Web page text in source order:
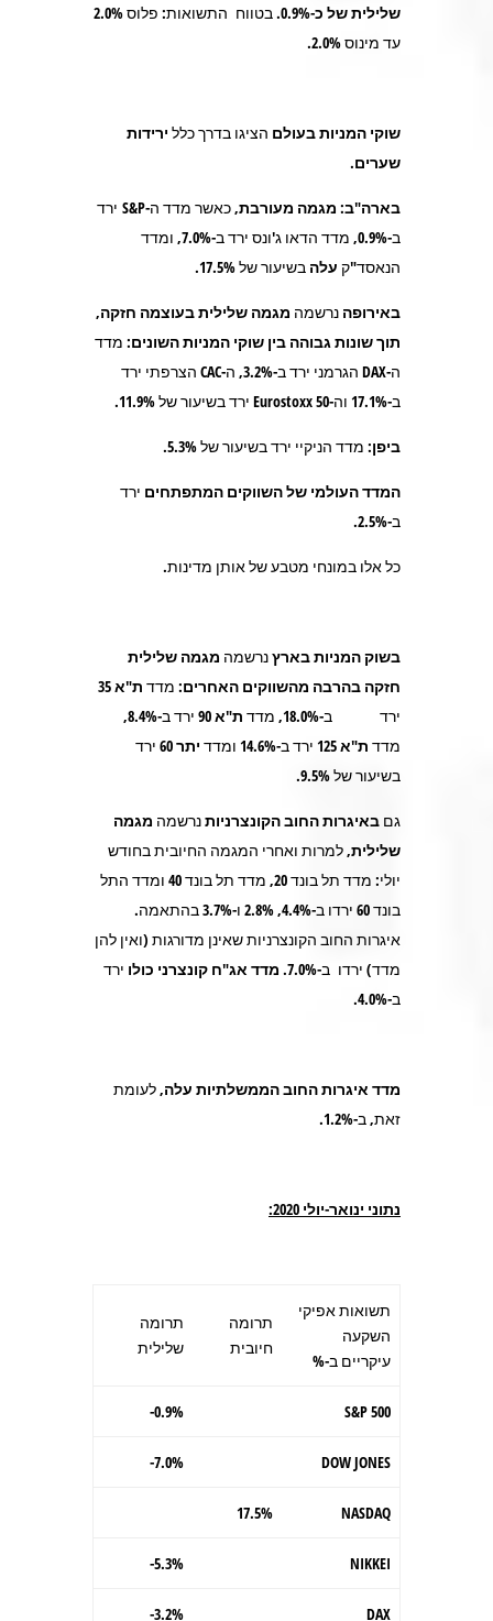
שלילית של כ-0.9%.
בטווח התשואות: פלוס 2.0%
עד מינוס 2.0%.
שוקי המניות בעולם הציגו בדרך כלל ירידות
שערים.
בארה"ב: מגמה מעורבת
, כאשר מדד ה-S&P ירד
ב-0.9%, מדד הדאו ג'ונס ירד ב-7.0%, ומדד
הנאסד"ק עלה בשיעור של 17.5%.
באירופה נרשמה מגמה שלילית בעוצמה חזקה,
תוך שונות גבוהה בין שוקי המניות השונים: מדד
ה-DAX הגרמני ירד ב-3.2%, ה-CAC הצרפתי ירד
ב-17.1% וה-Eurostoxx 50 ירד בשיעור של 11.9%.
ביפן: מדד הניקיי ירד בשיעור של 5.3%.
המדד העולמי של השווקים המתפתחים ירד
ב-2.5%.
כל אלו במונחי מטבע של אותן מדינות.
בשוק המניות בארץנרשמה מגמה שלילית
חזקה בהרבה מהשווקים האחרים: מדד ת"א35
ירד ב-18.0%, מדד
ת"א 90
ירד ב-8.4%,
מדד ת"א 125 ירד ב-14.6% ומדד יתר 60
ירד
בשיעור של 9.5%.
גם באיגרות החוב הקונצרניותנרשמה מגמה
שלילית, למרות ואחרי המגמה החיובית בחודש
יולי: מדד תל בונד 20, מדד תל בונד 40 ומדד התל
בונד 60 ירדו ב-4.4%, 2.8% ו-3.7% בהתאמה.
איגרות החוב הקונצרניות שאינן מדורגות (ואין להן
מדד) ירדו ב-7.0%. מדד אג"ח קונצרני כולו ירד
ב-4.0%.
מדד איגרות החוב הממשלתיות עלה, לעומת
זאת, ב-1.2%.
נתוני ינואר-יולי 2020:
תשואות אפיקי
השקעה
עיקריים ב-%
תרומה
חיובית
תרומה
שלילית
S&P 500
0.9%-
DOW JONES
7.0%-
NASDAQ
17.5%
NIKKEI
5.3%-
DAX
3.2%-